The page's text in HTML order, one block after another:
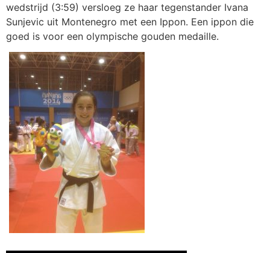
wedstrijd (3:59) versloeg ze haar tegenstander Ivana
Sunjevic uit Montenegro met een Ippon. Een ippon die
goed is voor een olympische gouden medaille.